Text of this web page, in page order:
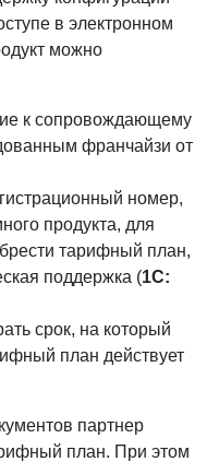
в электронном
можно
к сопровождающему
франчайзи от
номер,
продукта, для
тарифный план,
поддержка (1С:
срок, на который
план действует
партнер
план. При этом